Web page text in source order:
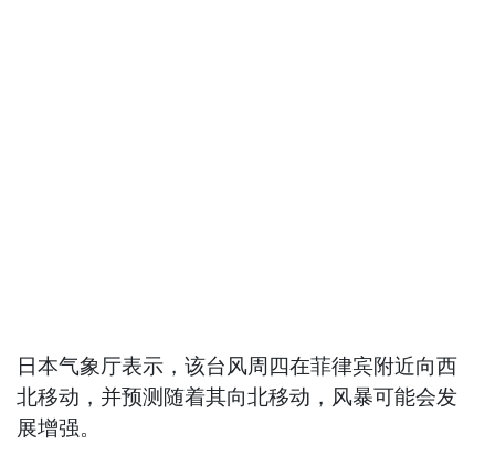
日本气象厅表示，该台风周四在菲律宾附近向西
北移动，并预测随着其向北移动，风暴可能会发
展增强。